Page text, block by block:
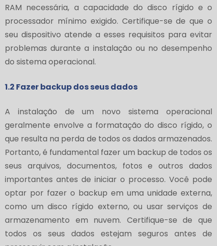
RAM necessária, a capacidade do disco rígido e o
processador mínimo exigido. Certifique-se de que o
seu dispositivo atende a esses requisitos para evitar
problemas durante a instalação ou no desempenho
do sistema operacional.
1.2 Fazer backup dos seus dados
A instalação de um novo sistema operacional
geralmente envolve a formatação do disco rígido, o
que resulta na perda de todos os dados armazenados.
Portanto, é fundamental fazer um backup de todos os
seus arquivos, documentos, fotos e outros dados
importantes antes de iniciar o processo. Você pode
optar por fazer o backup em uma unidade externa,
como um disco rígido externo, ou usar serviços de
armazenamento em nuvem. Certifique-se de que
todos os seus dados estejam seguros antes de